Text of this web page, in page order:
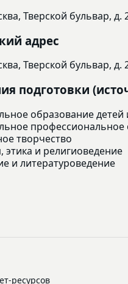
Тверской бульвар, д.
адрес
Тверской бульвар, д.
подготовки
образование детей
профессиональное
творчество
и религиоведение
и литературоведение
ресурсов